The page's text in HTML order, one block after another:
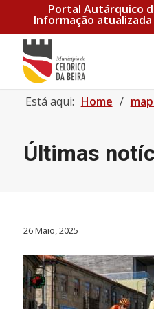
Portal Autárquico
Informação
Está aqui: Home /
Últimas
26 Maio, 2025